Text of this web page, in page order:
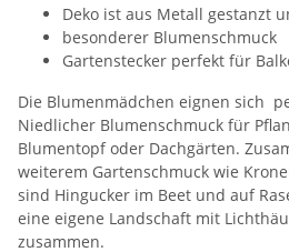
Deko ist aus Metall gestanzt
besonderer Blumenschmuck
Gartenstecker perfekt für
Die Blumenmädchen eignen sich
Niedlicher Blumenschmuck für
Blumentopf oder Dachgärten.
weiterem Gartenschmuck wie
sind Hingucker im Beet und auf
eine eigene Landschaft mit
zusammen.